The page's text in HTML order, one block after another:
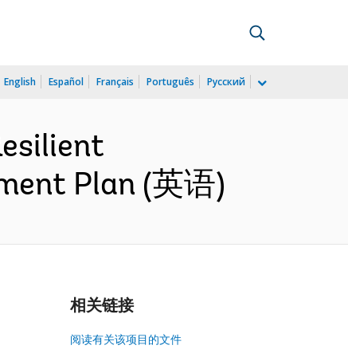
English Español Français Português Русский
Plan (英语)
相关链接
阅读有关该项目的文件